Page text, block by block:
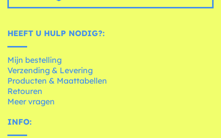
HEEFT U HULP NODIG?:
Mijn bestelling
Verzending & Levering
Producten & Maattabellen
Retouren
Meer vragen
INFO: